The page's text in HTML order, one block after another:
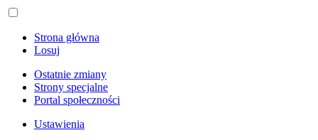
Strona główna
Losuj
Ostatnie zmiany
Strony specjalne
Portal społeczności
Ustawienia